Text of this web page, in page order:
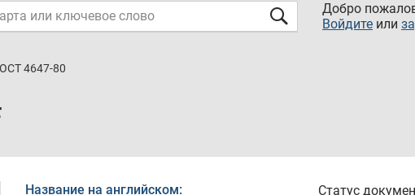
Добро
Войдите или
4647-80
Название на английском: Статус